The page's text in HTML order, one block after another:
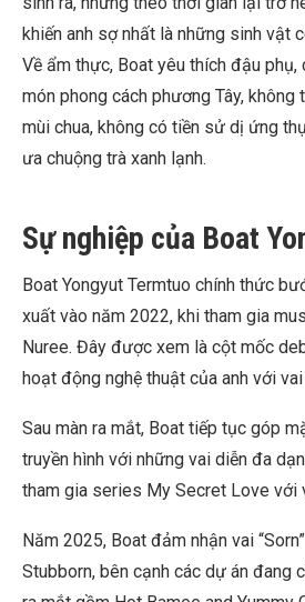
khiến anh sợ nhất là những sinh vật
Về ẩm thực, Boat yêu thích đậu phụ,
món phong cách phương Tây, không
mùi chua, không có tiền sử dị ứng
ưa chuộng trà xanh lạnh.
Sự nghiệp của Boat
Boat Yongyut Termtuo chính thức
xuất vào năm 2022, khi tham gia
Nuree. Đây được xem là cột mốc
hoạt động nghệ thuật của anh với
Sau màn ra mắt, Boat tiếp tục góp
truyền hình với những vai diễn đa
tham gia series My Secret Love với
Năm 2025, Boat đảm nhận vai
Stubborn, bên cạnh các dự án đang